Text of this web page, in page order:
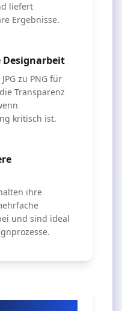
liefert
Ergebnisse.
Designarbeit
zu PNG für
Transparenz
kritisch ist.
ihre
und sind ideal